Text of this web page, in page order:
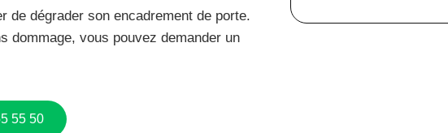
de dégrader son encadrement de porte.
dommage, vous pouvez demander un
55 50